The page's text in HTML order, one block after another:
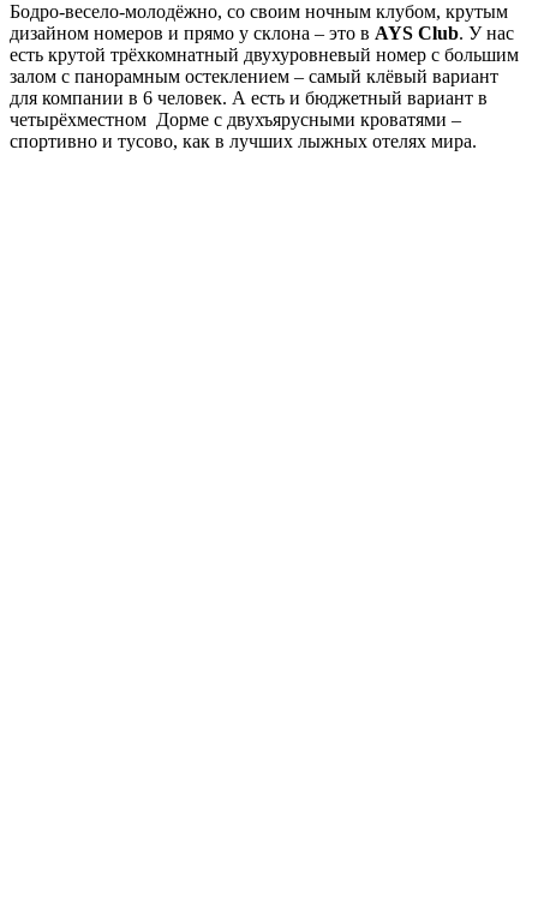
Бодро-весело-молодёжно, со своим ночным клубом, крутым
дизайном номеров и прямо у склона – это в AYS Club. У нас
есть крутой трёхкомнатный двухуровневый номер с большим
залом с панорамным остеклением – самый клёвый вариант
для компании в 6 человек. А есть и бюджетный вариант в
четырёхместном Дорме с двухъярусными кроватями –
спортивно и тусово, как в лучших лыжных отелях мира.